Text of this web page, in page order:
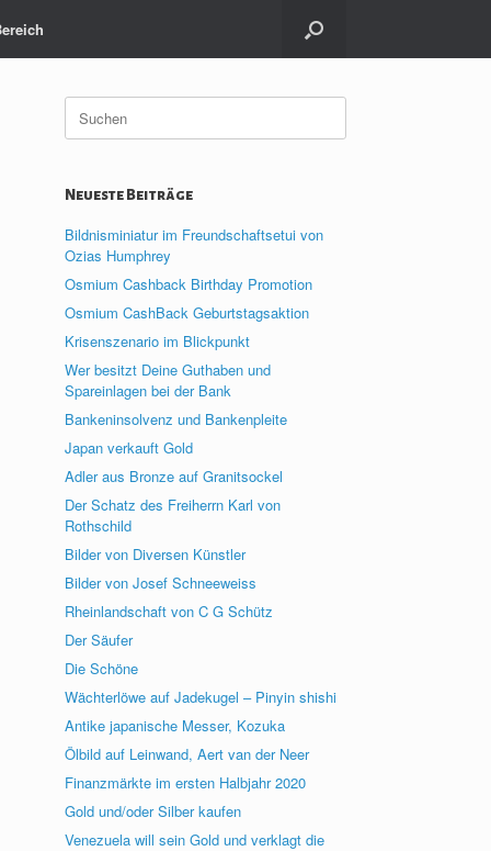
Suche
nach:
Neueste Beiträge
Bildnisminiatur im Freundschaftsetui von
Ozias Humphrey
Osmium Cashback Birthday Promotion
Osmium CashBack Geburtstagsaktion
Krisenszenario im Blickpunkt
Wer besitzt Deine Guthaben und
Spareinlagen bei der Bank
Bankeninsolvenz und Bankenpleite
Japan verkauft Gold
Adler aus Bronze auf Granitsockel
Der Schatz des Freiherrn Karl von
Rothschild
Bilder von Diversen Künstler
Bilder von Josef Schneeweiss
Rheinlandschaft von C G Schütz
Der Säufer
Die Schöne
Wächterlöwe auf Jadekugel – Pinyin shishi
Antike japanische Messer, Kozuka
Ölbild auf Leinwand, Aert van der Neer
Finanzmärkte im ersten Halbjahr 2020
Gold und/oder Silber kaufen
Venezuela will sein Gold und verklagt die